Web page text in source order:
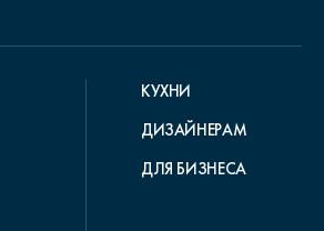
КУХНИ
ДИЗАЙНЕРАМ
ДЛЯ БИЗНЕСА